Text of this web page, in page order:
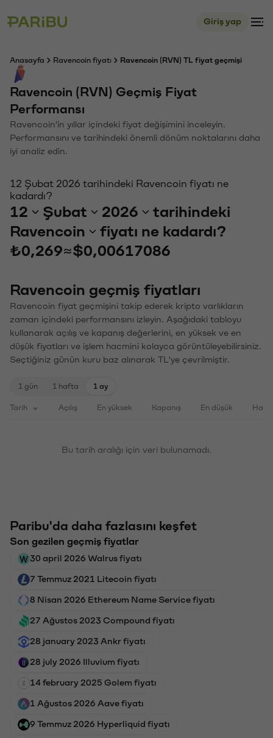
Giriş yap
Anasayfa Ravencoin fiyatı Ravencoin (RVN) TL fiyat geçmişi
Ravencoin (RVN) Geçmiş Fiyat
Performansı
Ravencoin'in yıllar içindeki fiyat değişimini inceleyin.
Performansını ve tarihindeki önemli dönüm noktalarını daha
iyi analiz edin.
12 Şubat 2026 tarihindeki Ravencoin fiyatı ne
kadardı?
12 Şubat 2026
tarihindeki
Ravencoin
fiyatı ne kadardı?
₺0,269≈$0,00617086
Ravencoin geçmiş fiyatları
Ravencoin fiyat geçmişini takip ederek kripto varlıkların
zaman içindeki performansını izleyin. Aşağıdaki tabloyu
kullanarak açılış ve kapanış değerlerini, en yüksek ve en
düşük fiyatları ve işlem hacmini kolayca görüntüleyebilirsiniz.
Seçtiğiniz günün kuru baz alınarak TL'ye çevrilmiştir.
1 gün 1 hafta 1 ay
Tarih Açılış En yüksek Kapanış En düşük
Bu tarih aralığı için veri bulunamadı.
Paribu'da daha fazlasını keşfet
Son gezilen geçmiş fiyatlar
30 april 2026 Walrus fiyatı
7 Temmuz 2021 Litecoin fiyatı
8 Nisan 2026 Ethereum Name Service fiyatı
27 Ağustos 2023 Compound fiyatı
28 january 2023 Ankr fiyatı
28 july 2026 Illuvium fiyatı
14 february 2025 Golem fiyatı
1 Ağustos 2026 Aave fiyatı
9 Temmuz 2026 Hyperliquid fiyatı